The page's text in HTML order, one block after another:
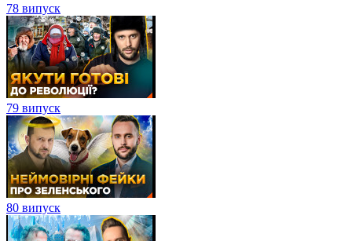
78 випуск
79 випуск
80 випуск